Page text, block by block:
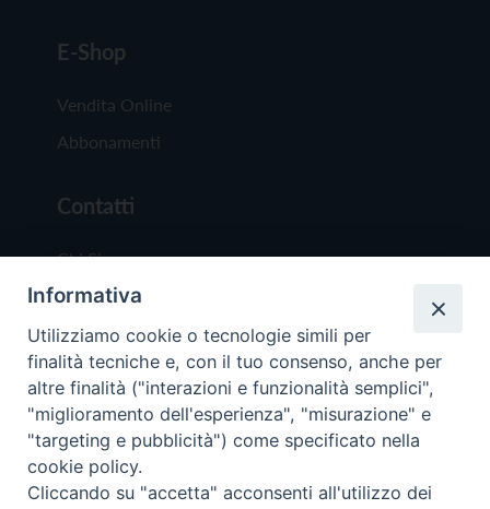
E-Shop
Vendita Online
Abbonamenti
Contatti
Chi Siamo
Redazione
Scrivici
Copyright © 2019 - Tutti i diritti riservati - Vita
Informativa
Utilizziamo cookie o tecnologie simili per
finalità tecniche e, con il tuo consenso, anche per
altre finalità ("interazioni e funzionalità semplici",
"miglioramento dell'esperienza", "misurazione" e
"targeting e pubblicità") come specificato nella
cookie policy.
Cliccando su "accetta" acconsenti all'utilizzo dei